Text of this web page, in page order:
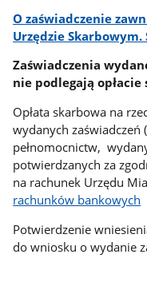
O zaświadczenie
Urzędzie
Zaświadczenia
nie podlegają opłacie
Opłata skarbowa na
wydanych zaświadczeń
pełnomocnictw,
potwierdzanych za
na rachunek Urzędu
rachunków bankowych
Potwierdzenie
do wniosku o wydanie